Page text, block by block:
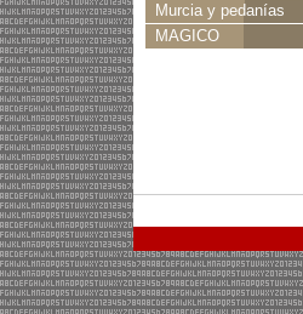
Murcia y pedanías
MAGICO